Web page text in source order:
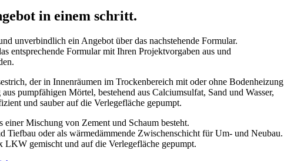
in einem schritt.
unverbindlich ein Angebot über das nachstehende Formular.
entsprechende Formular mit Ihren Projektvorgaben aus und
der in Innenräumen im Trockenbereich mit oder ohne Bodenheizung
pumpfähigen Mörtel, bestehend aus Calciumsulfat, Sand und Wasser,
und sauber auf die Verlegefläche gepumpt.
einer Mischung von Zement und Schaum besteht.
Tiefbau oder als wärmedämmende Zwischenschicht für Um- und Neubau.
gemischt und auf die Verlegefläche gepumpt.